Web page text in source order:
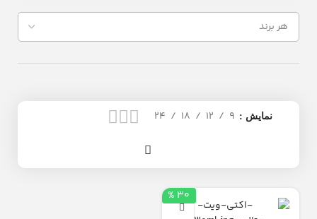
نمایش 9
12
18
24
30 %